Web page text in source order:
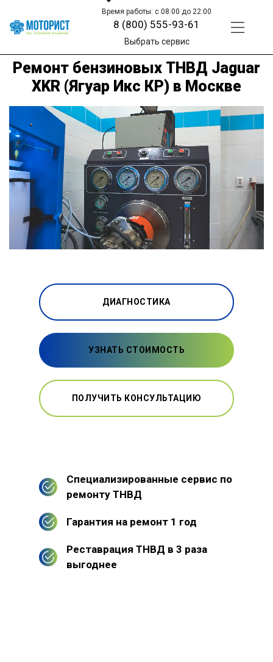
Время работы: с 08:00 до 22:00
8 (800) 555-93-61
Выбрать сервис
Ремонт бензиновых ТНВД Jaguar
XKR (Ягуар Икс КР) в Москве
ДИАГНОСТИКА
УЗНАТЬ СТОИМОСТЬ
ПОЛУЧИТЬ КОНСУЛЬТАЦИЮ
Специализированные сервис по
ремонту ТНВД
Гарантия на ремонт 1 год
Реставрация ТНВД в 3 раза
выгоднее